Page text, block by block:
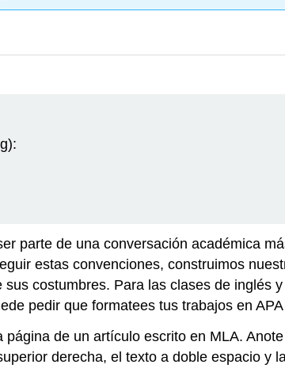
parte de una conversación académica
estas convenciones, construimos
costumbres. Para las clases de inglés
pedir que formatees tus trabajos en
de un artículo escrito en MLA.
derecha, el texto a doble espacio y